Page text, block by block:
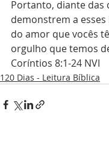
Portanto, diante das
demonstrem a
do amor que vocês
orgulho que temos
Coríntios 8:1-24 NVI
120 Dias - Leitura Bíblica